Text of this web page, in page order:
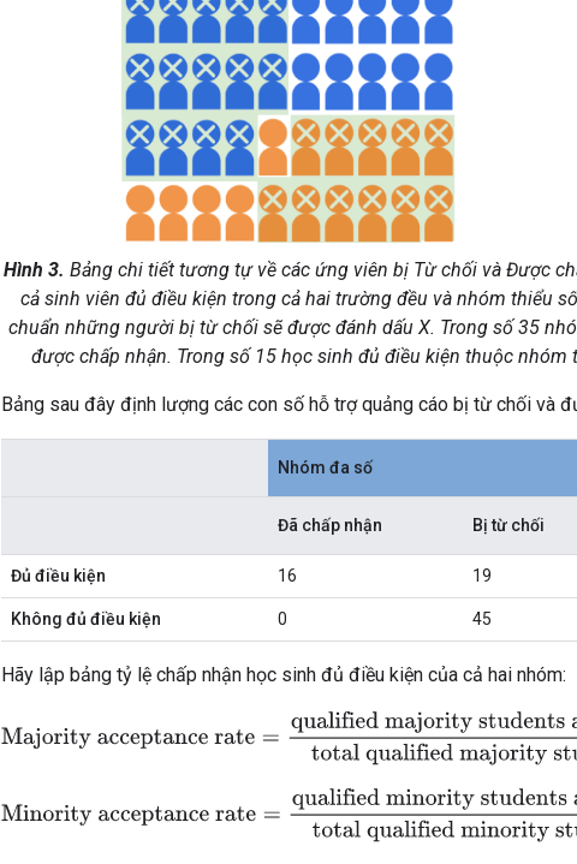
Hình 3. Bảng chi tiết tương tự về các ứng viên bị Từ chối và Được
cả sinh viên đủ điều kiện trong cả hai trường đều và nhóm thiểu
chuẩn những người bị từ chối sẽ được đánh dấu X. Trong số 35
được chấp nhận. Trong số 15 học sinh đủ điều kiện thuộc nhóm
Bảng sau đây định lượng các con số hỗ trợ quảng cáo bị từ chối và
Nhóm đa số
Đã chấp nhận Bị từ chối
Đủ điều kiện 16 19
Không đủ điều kiện 0 45
Hãy lập bảng tỷ lệ chấp nhận học sinh đủ điều kiện của cả hai nhóm:
Majority acceptance rate qualified majority students acceptedtotal
Minority acceptance rate qualified minority students acceptedtotal